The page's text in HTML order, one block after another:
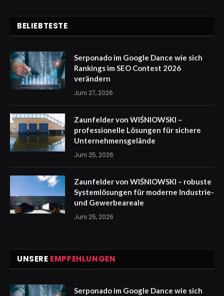
BELIEBTESTE
Serponado im Google Dance wie sich
Rankings im SEO Contest 2026
verändern
Juni 27, 2026
Zaunfelder von WIŚNIOWSKI –
professionelle Lösungen für sichere
Unternehmensgelände
Juni 25, 2026
Zaunfelder von WIŚNIOWSKI – robuste
Systemlösungen für moderne Industrie-
und Gewerbeareale
Juni 25, 2026
UNSERE EMPFEHLUNGEN
Serponado im Google Dance wie sich